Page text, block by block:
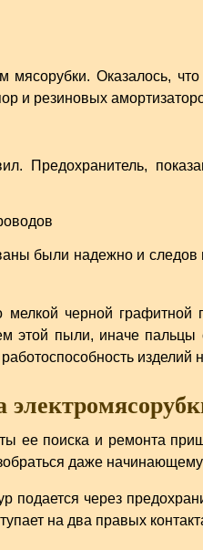
Оказалось,
и резиновых
Предохранитель,
были надежно и следов
черной графитной
этой пыли, иначе
изделий
ее поиска и ремонта
даже
через
на два правых